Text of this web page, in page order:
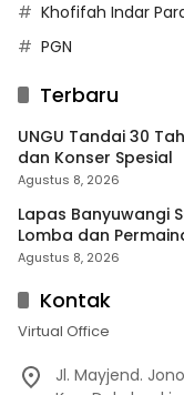
Khofifah Indar
PGN
Terbaru
UNGU Tandai 30
dan Konser Spesial
Agustus 8, 2026
Lapas Banyuwangi
Lomba dan
Agustus 8, 2026
Kontak
Virtual Office
Jl. Mayjend.